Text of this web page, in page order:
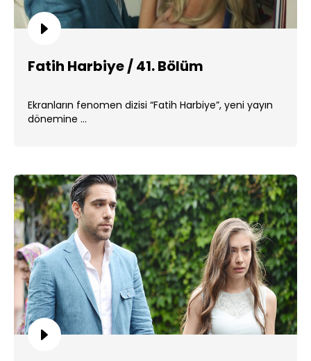
Fatih Harbiye / 41. Bölüm
Ekranların fenomen dizisi “Fatih Harbiye”, yeni yayın
dönemine ...